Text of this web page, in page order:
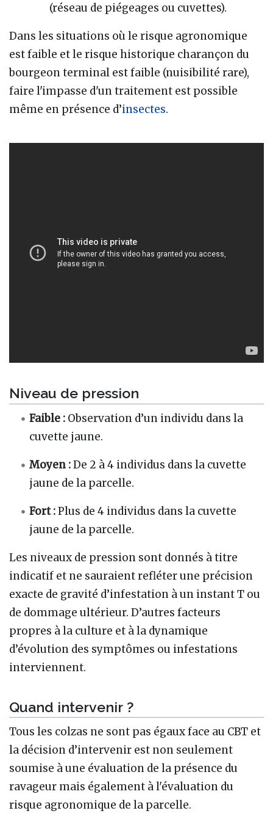
(réseau de piégeages ou cuvettes).
Dans les situations où le risque agronomique
est faible et le risque historique charançon du
bourgeon terminal est faible (nuisibilité rare),
faire l'impasse d'un traitement est possible
même en présence d’insectes.
Niveau de pression
Faible : Observation d’un individu dans la
cuvette jaune.
Moyen :De 2 à 4 individus dans la cuvette
jaune de la parcelle.
Fort :Plus de 4 individus dans la cuvette
jaune de la parcelle.
Les niveaux de pression sont donnés à titre
indicatif et ne sauraient refléter une précision
exacte de gravité d’infestation à un instant T ou
de dommage ultérieur. D’autres facteurs
propres à la culture et à la dynamique
d’évolution des symptômes ou infestations
interviennent.
Quand intervenir ?
Tous les colzas ne sont pas égaux face au CBT et
la décision d’intervenir est non seulement
soumise à une évaluation de la présence du
ravageur mais également à l'évaluation du
risque agronomique de la parcelle.